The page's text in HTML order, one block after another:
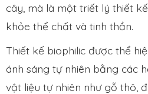
cây, mà là một triết lý thiết
khỏe thể chất và tinh thần.
Thiết kế biophilic được thể
ánh sáng tự nhiên bằng các
vật liệu tự nhiên như gỗ thô,